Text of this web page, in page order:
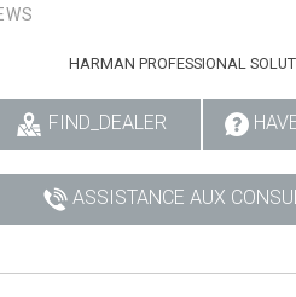
HARMAN PROFESSIONAL
FIND_DEALER
ASSISTANCE AUX